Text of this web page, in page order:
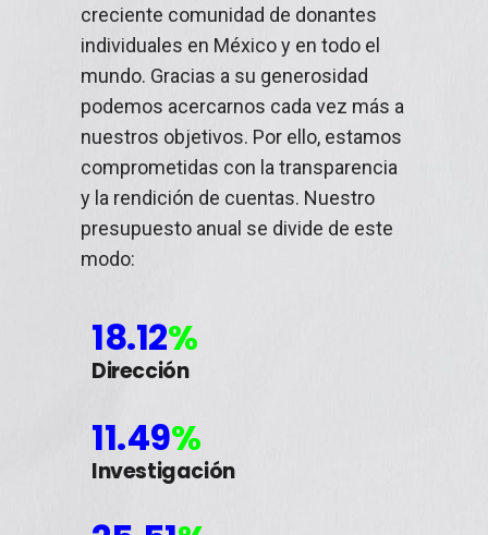
creciente comunidad de donantes
individuales en México y en todo el
mundo. Gracias a su generosidad
podemos acercarnos cada vez más a
nuestros objetivos. Por ello, estamos
comprometidas con la transparencia
y la rendición de cuentas. Nuestro
presupuesto anual se divide de este
modo:
18.12%
Dirección
11.49%
Investigación